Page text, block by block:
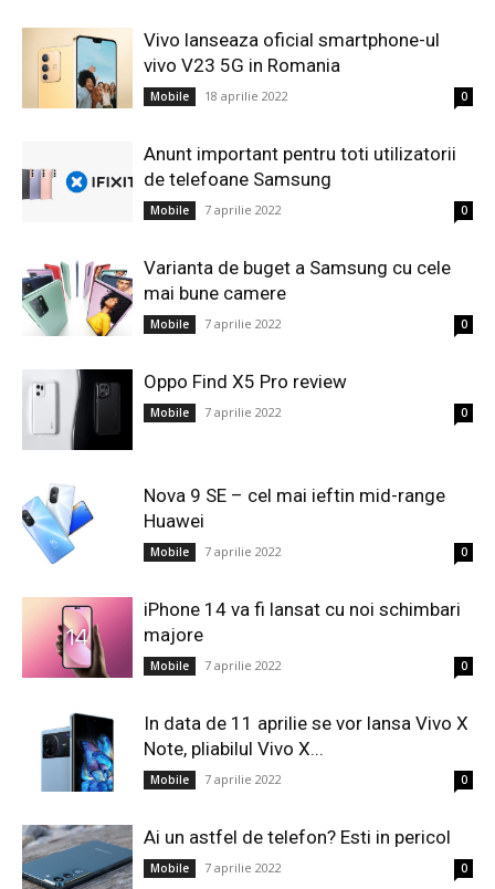
Vivo lanseaza oficial smartphone-ul
vivo V23 5G in Romania
Mobile 18 aprilie 2022 0
Anunt important pentru toti utilizatorii
de telefoane Samsung
Mobile 7 aprilie 2022 0
Varianta de buget a Samsung cu cele
mai bune camere
Mobile 7 aprilie 2022 0
Oppo Find X5 Pro review
Mobile 7 aprilie 2022 0
Nova 9 SE – cel mai ieftin mid-range
Huawei
Mobile 7 aprilie 2022 0
iPhone 14 va fi lansat cu noi schimbari
majore
Mobile 7 aprilie 2022 0
In data de 11 aprilie se vor lansa Vivo X
Note, pliabilul Vivo X...
Mobile 7 aprilie 2022 0
Ai un astfel de telefon? Esti in pericol
Mobile 7 aprilie 2022 0